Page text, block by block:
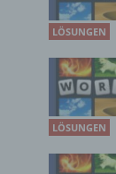
LÖSUNGEN
LÖSUNGEN